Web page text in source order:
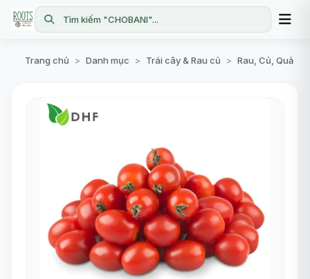
Tìm kiếm "CHOBANI"...
Trang chủ > Danh mục > Trái cây & Rau củ > Rau, Củ, Quả